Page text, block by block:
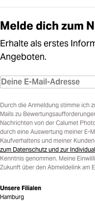
Melde dich zum
Erhalte als erstes
Angeboten.
Durch die Anmeldung stimme ich
Mails zu
Nachrichten von der Calumet
durch eine Auswertung meiner E-
Kaufverhaltens und meiner
zum Datenschutz und zur
Kenntnis genommen. Meine
Zukunft über den Abmeldelink am
Unsere Filialen
Hamburg